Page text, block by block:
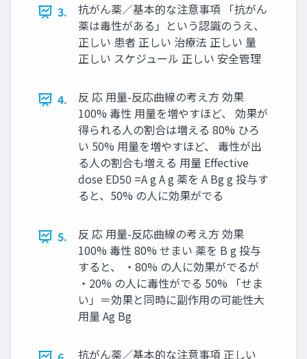
3.
抗がん薬／基本的な注意事項 「抗がん
薬は毒性がある」という認識のうえ、
正しい 患者 正しい 治療法 正しい 量
正しい スケジュール 正しい 安全管理
4.
反 応 用量-反応曲線の考え方 効果
100% 毒性 用量を増やすほど、 効果が
得られる人の割合は増える 80% ひろ
い 50% 用量を増やすほど、 毒性が出
る人の割合も増える 用量 Effective
dose ED50 =A g A g 薬を A Bg g 投与す
ると、50% の人に効果がでる
5.
反 応 用量-反応曲線の考え方 効果
100% 毒性 80% せまい 薬を B g 投与
すると、 ・80% の人に効果がでるが
・20% の人に毒性がでる 50% 「せま
い」＝効果と同時に副作用の可能性大
用量 Ag Bg
抗がん薬／基本的な注意事項 正しい